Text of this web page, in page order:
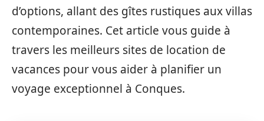
d’options, allant des gîtes rustiques aux villas
contemporaines. Cet article vous guide à
travers les meilleurs sites de location de
vacances pour vous aider à planifier un
voyage exceptionnel à Conques.